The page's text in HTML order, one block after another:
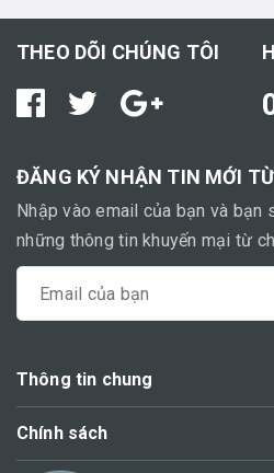
THEO DÕI CHÚNG TÔI
ĐĂNG KÝ NHẬN TIN MỚI
Nhập vào email của bạn và bạn
những thông tin khuyến mại từ
Thông tin chung
Chính sách